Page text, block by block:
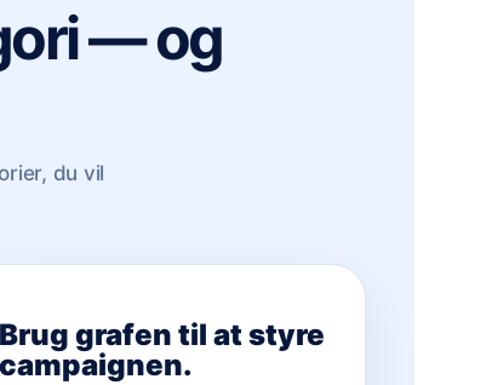
— og
du vil
Brug grafen til at styre
campaignen.